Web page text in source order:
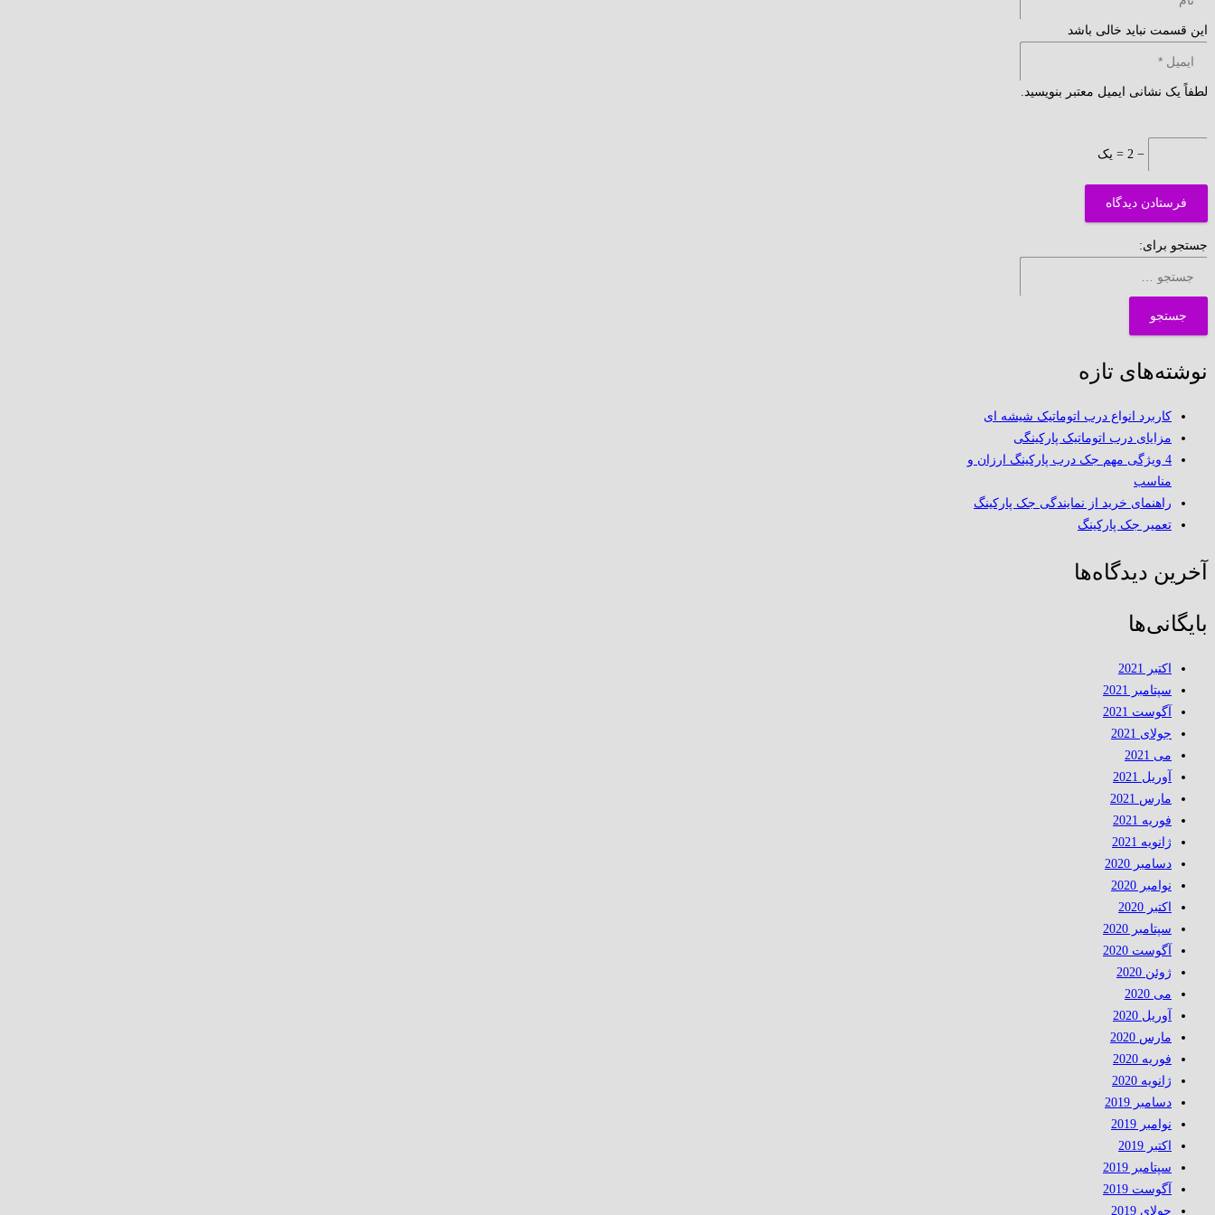
این قسمت نباید خالی باشد
لطفاً یک نشانی ایمیل معتبر بنویسید.
− 2 = یک
فرستادن دیدگاه
جستجو برای:
نوشته‌های تازه
کاربرد انواع درب اتوماتیک شیشه ای
مزایای درب اتوماتیک پارکینگی
4 ویژگی مهم جک درب پارکینگ ارزان و
مناسب
راهنمای خرید از نمایندگی جک پارکینگ
تعمیر جک پارکینگ
آخرین دیدگاه‌ها
بایگانی‌ها
اکتبر 2021
سپتامبر 2021
آگوست 2021
جولای 2021
می 2021
آوریل 2021
مارس 2021
فوریه 2021
ژانویه 2021
دسامبر 2020
نوامبر 2020
اکتبر 2020
سپتامبر 2020
آگوست 2020
ژوئن 2020
می 2020
آوریل 2020
مارس 2020
فوریه 2020
ژانویه 2020
دسامبر 2019
نوامبر 2019
اکتبر 2019
سپتامبر 2019
آگوست 2019
جولای 2019